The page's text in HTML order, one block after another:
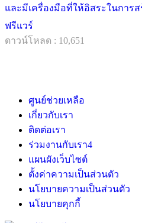
และมีเครื่องมือที่ให้อิสระในการ
ฟรีแวร์
ดาวน์โหลด : 10,651
ศูนย์ช่วยเหลือ
เกี่ยวกับเรา
ติดต่อเรา
ร่วมงานกับเรา4
แผนผังเว็บไซต์
ตั้งค่าความเป็นส่วนตัว
นโยบายความเป็นส่วนตัว
นโยบายคุกกี้